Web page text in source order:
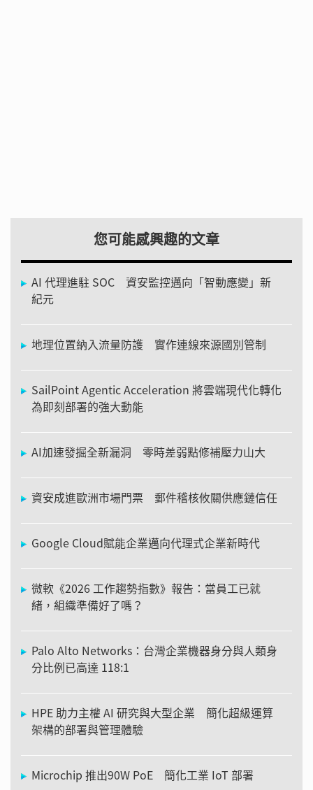
您可能感興趣的文章
AI 代理進駐 SOC 資安監控邁向「智動應變」新
紀元
地理位置納入流量防護 實作連線來源國別管制
SailPoint Agentic Acceleration 將雲端現代化轉化
為即刻部署的強大動能
AI加速發掘全新漏洞 零時差弱點修補壓力山大
資安成進歐洲市場門票 郵件稽核攸關供應鏈信任
Google Cloud賦能企業邁向代理式企業新時代
微軟《2026 工作趨勢指數》報告：當員工已就
緒，組織準備好了嗎？
Palo Alto Networks：台灣企業機器身分與人類身
分比例已高達 118:1
HPE 助力主權 AI 研究與大型企業 簡化超級運算
架構的部署與管理體驗
Microchip 推出90W PoE 簡化工業 IoT 部署